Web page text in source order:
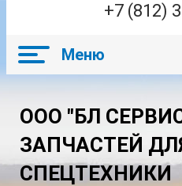
+7 (812)
ООО "БЛ
ЗАПЧАСТЕЙ
СПЕЦТЕХНИКИ